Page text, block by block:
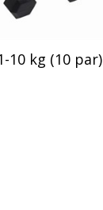
10 kg (10 par)